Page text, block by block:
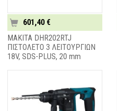
601,40 €
MAKITA DHR202RTJ
ΠΙΣΤΟΛΕΤΟ 3 ΛΕΙΤΟΥΡΓΙΩΝ
18V, SDS-PLUS, 20 mm